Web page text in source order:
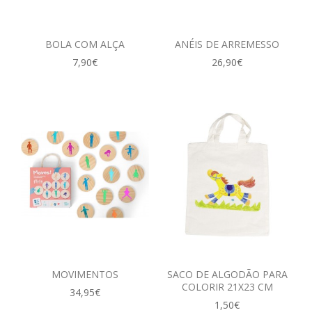
BOLA COM ALÇA
7,90€
ANÉIS DE ARREMESSO
26,90€
MOVIMENTOS
34,95€
SACO DE ALGODÃO PARA
COLORIR 21X23 CM
1,50€